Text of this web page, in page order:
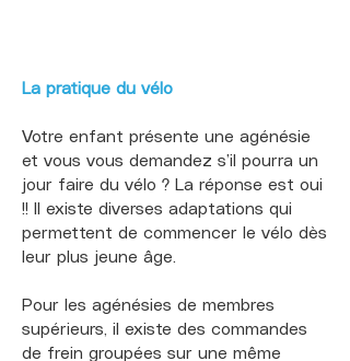
La pratique du vélo
Votre enfant présente une agénésie
et vous vous demandez s’il pourra un
jour faire du vélo ? La réponse est oui
!! Il existe diverses adaptations qui
permettent de commencer le vélo dès
leur plus jeune âge.
Pour les agénésies de membres
supérieurs, il existe des commandes
de frein groupées sur une même